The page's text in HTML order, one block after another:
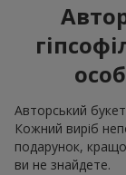
Авторський
Кожний виріб
подарунок,
ви не знайдете.